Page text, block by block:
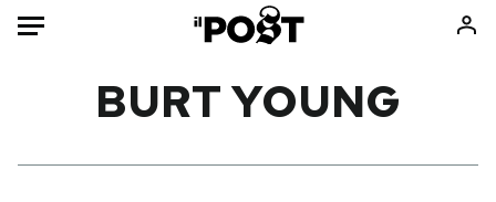
BURT YOUNG